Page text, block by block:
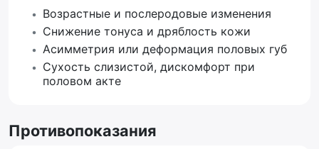
Возрастные и послеродовые изменения
Снижение тонуса и дряблость кожи
Асимметрия или деформация половых губ
Сухость слизистой, дискомфорт при
половом акте
Противопоказания